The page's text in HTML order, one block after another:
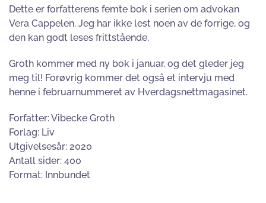
Dette er forfatterens femte bok i serien om advokan
Vera Cappelen. Jeg har ikke lest noen av de forrige, og
den kan godt leses frittstående.
Groth kommer med ny bok i januar, og det gleder jeg
meg til! Forøvrig kommer det også et intervju med
henne i februarnummeret av Hverdagsnettmagasinet.
Forfatter: Vibecke Groth
Forlag: Liv
Utgivelsesår: 2020
Antall sider: 400
Format: Innbundet